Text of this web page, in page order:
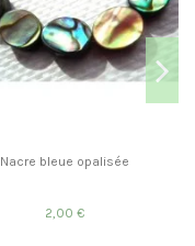
Nacre bleue opalisée
2,00 €